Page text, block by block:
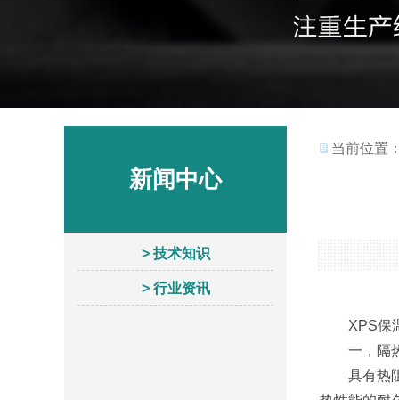
新闻中心
> 技术知识
> 行业资讯
当前位置
XPS保温
一，隔
具有热阻